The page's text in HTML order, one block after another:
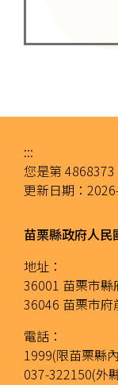
:::
您是第 4868373
更新日期：
苗栗縣政府人民
地址：
36001 苗栗市縣
36046 苗栗市府
電話：
1999(限苗栗縣
037-322150(外